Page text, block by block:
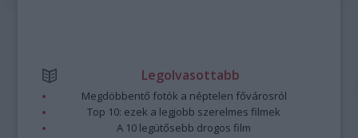
Legolvasottabb
Megdöbbentő fotók a néptelen fővárosról
Top 10: ezek a legjobb szerelmes filmek
A 10 legütősebb drogos film